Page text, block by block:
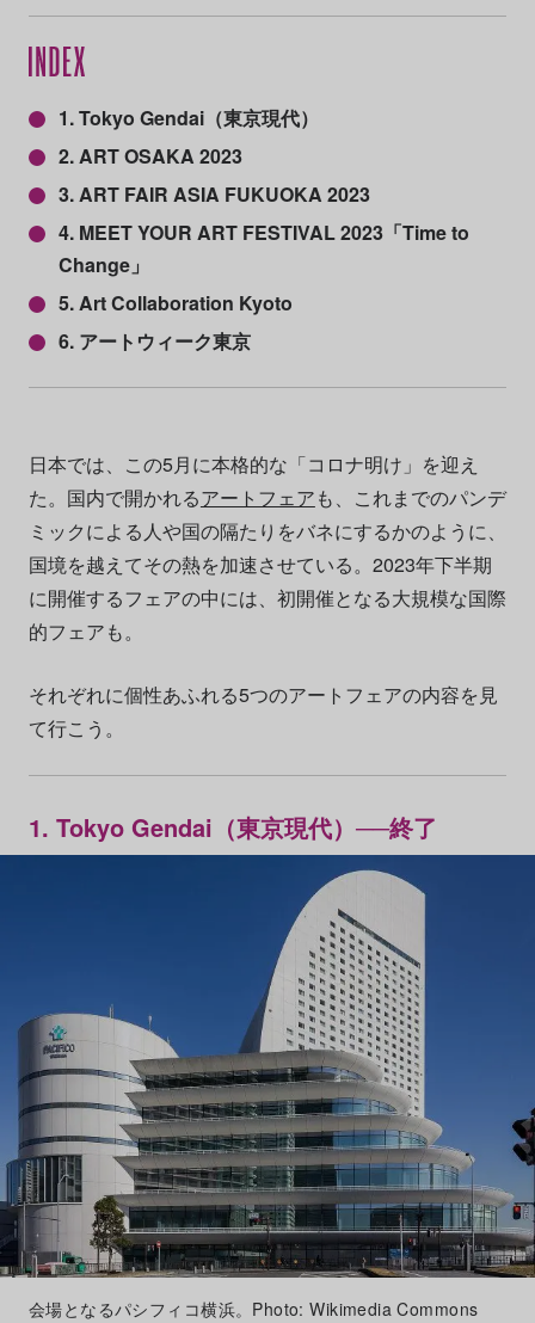
1. Tokyo Gendai（東京現代）
2. ART OSAKA 2023
3. ART FAIR ASIA FUKUOKA 2023
4. MEET YOUR ART FESTIVAL 2023「Time to
Change」
5. Art Collaboration Kyoto
6. アートウィーク東京
日本では、この5月に本格的な「コロナ明け」を迎え
た。国内で開かれるアートフェアも、これまでのパンデ
ミックによる人や国の隔たりをバネにするかのように、
国境を越えてその熱を加速させている。2023年下半期
に開催するフェアの中には、初開催となる大規模な国際
的フェアも。
それぞれに個性あふれる5つのアートフェアの内容を見
て行こう。
1. Tokyo Gendai（東京現代）──終了
会場となるパシフィコ横浜。Photo: Wikimedia Commons